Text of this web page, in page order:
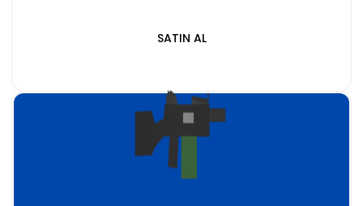
SATIN AL